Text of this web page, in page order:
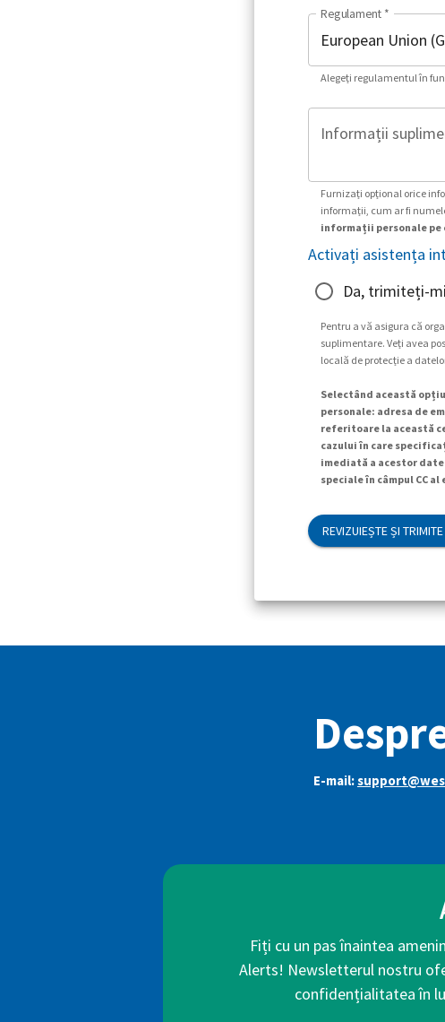
Regulament *
Alegeți regulamentul în
Informații
Furnizați opțional orice
informații, cum ar fi
informații personale pe
Activați asistența
Da, trimiteți-
Pentru a vă asigura că
suplimentare. Veți avea
locală de protecție a
Selectând această
personale: adresa de
referitoare la această
cazului în care
imediată a acestor
speciale în câmpul CC
REVIZUIEȘTE ȘI TRIMITE
E-mail:
Fiți cu un pas înaintea
Alerts! Newsletterul nostru
confidențialitatea în